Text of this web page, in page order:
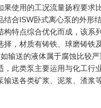
果使用的工况流量扬程要求
结合ISW卧式离心泵的外形
构特点综合优化而成，该系
择，材质有铸铁、球磨铸铁
如输送的液体属于腐蚀比较
，此类泵主要运用与化工行
输送各类矿浆、泥浆、渣浆